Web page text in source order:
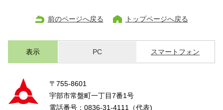
前のページへ戻る トップページへ戻る
表示 PC スマートフォン
〒755-8601
宇部市常盤町一丁目7番1号
電話番号：0836-31-4111（代表)